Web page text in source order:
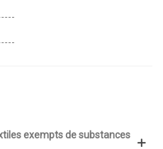
exempts de substances